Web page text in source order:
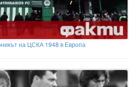
на ЦСКА 1948 в Европа